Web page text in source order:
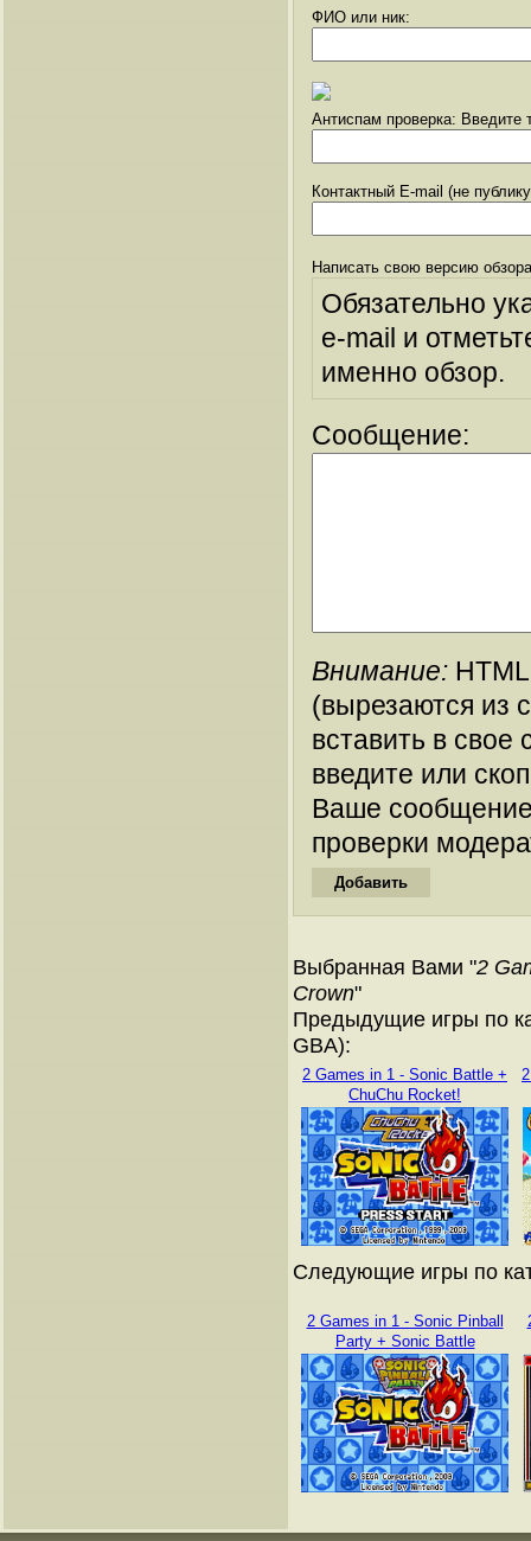
ФИО или ник:
Антиспам проверка: Введите
Контактный E-mail (не
Написать свою версию
Обязательно
e-mail и
именно обзор.
Сообщение:
Внимание:
(вырезаются из
вставить в
введите или
Ваше
проверки
Выбранная Вами "2
Crown"
Предыдущие игры по
GBA):
2 Games in 1 - Sonic Battle +
ChuChu Rocket!
Следующие игры по
2 Games in 1 - Sonic Pinball
Party + Sonic Battle